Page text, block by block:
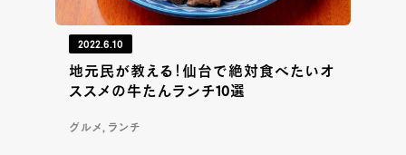
2022.6.10
地元民が教える！仙台で絶対食べたいオ
ススメの牛たんランチ10選
グルメ, ランチ